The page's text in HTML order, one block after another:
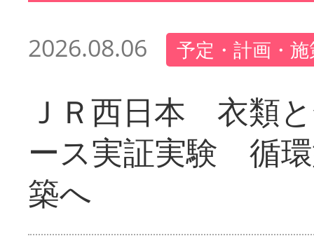
2026.08.06 予定・計画・
ＪＲ西日本 衣類
ース実証実験 循
築へ